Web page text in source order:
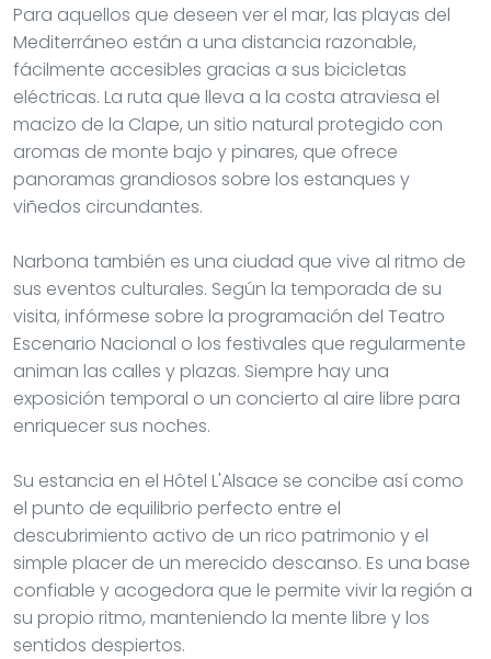
Para aquellos que deseen ver el mar, las playas del
Mediterráneo están a una distancia razonable,
fácilmente accesibles gracias a sus bicicletas
eléctricas. La ruta que lleva a la costa atraviesa el
macizo de la Clape, un sitio natural protegido con
aromas de monte bajo y pinares, que ofrece
panoramas grandiosos sobre los estanques y
viñedos circundantes.
Narbona también es una ciudad que vive al ritmo de
sus eventos culturales. Según la temporada de su
visita, infórmese sobre la programación del Teatro
Escenario Nacional o los festivales que regularmente
animan las calles y plazas. Siempre hay una
exposición temporal o un concierto al aire libre para
enriquecer sus noches.
Su estancia en el Hôtel L'Alsace se concibe así como
el punto de equilibrio perfecto entre el
descubrimiento activo de un rico patrimonio y el
simple placer de un merecido descanso. Es una base
confiable y acogedora que le permite vivir la región a
su propio ritmo, manteniendo la mente libre y los
sentidos despiertos.